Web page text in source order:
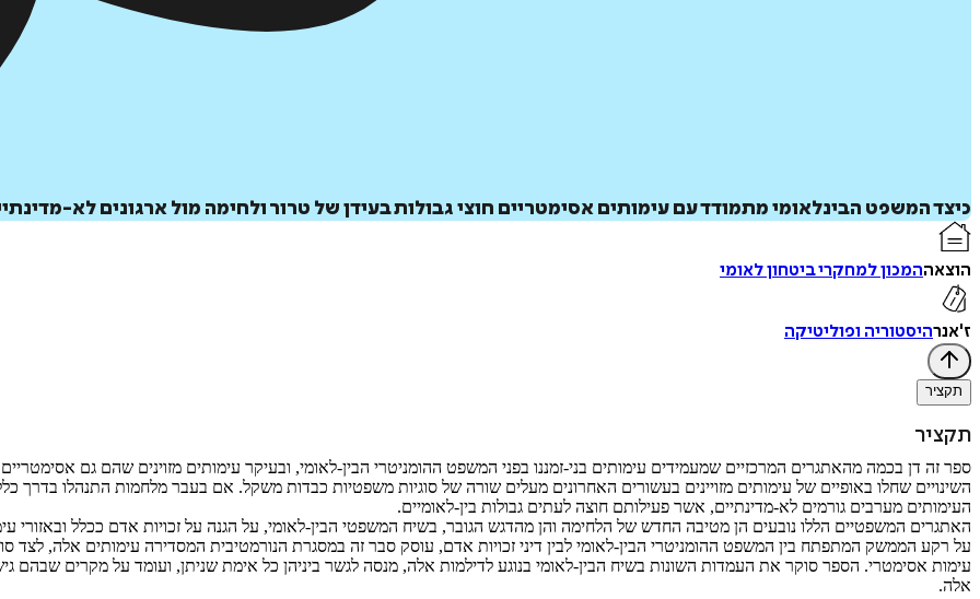
כיצד המשפט הבינלאומי מתמודד עם עימותים אסימטריים חוצי גבולות בעידן של טרור ולחימה מול ארגונים לא-
הוצאההמכון למחקרי ביטחון לאומי
ז'אנרהיסטוריה ופוליטיקה
תקציר
תקציר
ספר זה דן בכמה מהאתגרים המרכזיים שמעמידים עימותים בני-זמננו בפני המשפט ההומניטרי הבין-לאומי, ובעיקר עימותים מזוינים שהם גם אסימטריים
השינויים שחלו באופיים של עימותים מזויינים בעשורים האחרונים מעלים שורה של סוגיות משפטיות כבדות משקל. אם בעבר מלחמות התנהלו בדרך כלל
העימותים מערבים גורמים לא-מדינתיים, אשר פעילותם חוצה לעתים גבולות בין-לאומיים.
האתגרים המשפטיים הללו נובעים הן מטיבה החדש של הלחימה והן מהדגש הגובר, בשיח המשפטי הבין-לאומי, על הגנה על זכויות אדם ככלל ובאזורי
על רקע הממשק המתפתח בין המשפט ההומניטרי הבין-לאומי לבין דיני זכויות אדם, עוסק סבר זה במסגרת הנורמטיבית המסדירה עימותים אלה, לצד
עימות אסימטרי. הספר סוקר את העמדות השונות בשיח הבין-לאומי בנוגע לדילמות אלה, מנסה לגשר ביניהן כל אימת שניתן, ועומד על מקרים שבהם
אלה.